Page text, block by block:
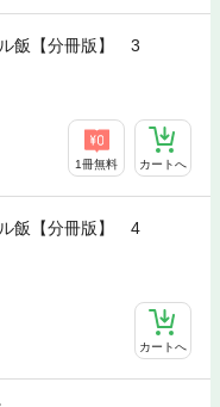
飯【分冊版】 3
1冊無料 カートへ
飯【分冊版】 4
カートへ